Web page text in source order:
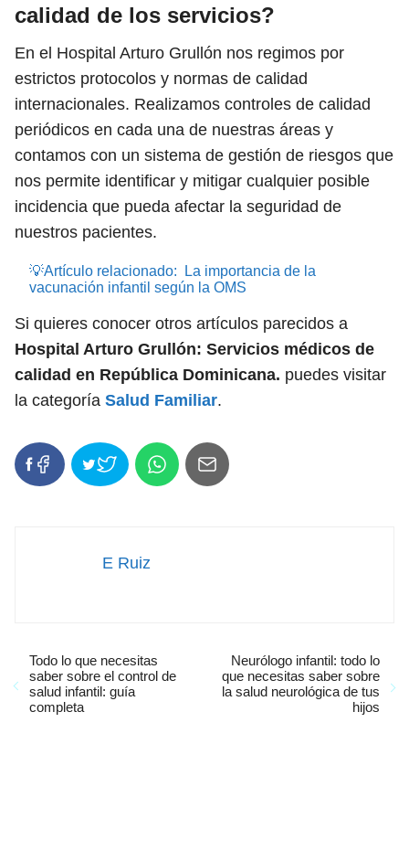
calidad de los servicios?
En el Hospital Arturo Grullón nos regimos por
estrictos protocolos y normas de calidad
internacionales. Realizamos controles de calidad
periódicos en cada una de nuestras áreas y
contamos con un sistema de gestión de riesgos que
nos permite identificar y mitigar cualquier posible
incidencia que pueda afectar la seguridad de
nuestros pacientes.
💡Artículo relacionado:
La importancia de la
vacunación infantil según la OMS
Si quieres conocer otros artículos parecidos a
Hospital Arturo Grullón: Servicios médicos de
calidad en República Dominicana. puedes visitar
la categoría Salud Familiar.
E Ruiz
Todo lo que necesitas
saber sobre el control de
salud infantil: guía
completa
Neurólogo infantil: todo lo
que necesitas saber sobre
la salud neurológica de tus
hijos